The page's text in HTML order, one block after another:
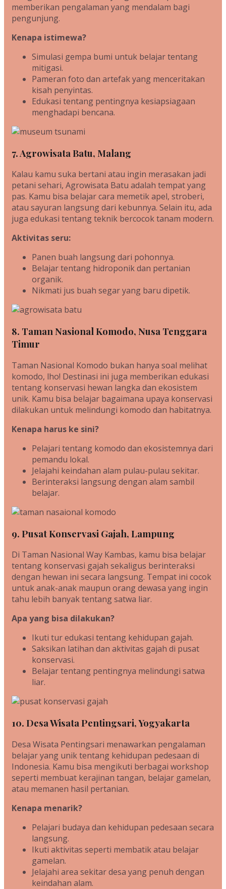
memberikan pengalaman yang mendalam bagi
pengunjung.
Kenapa istimewa?
Simulasi gempa bumi untuk belajar tentang
mitigasi.
Pameran foto dan artefak yang menceritakan
kisah penyintas.
Edukasi tentang pentingnya kesiapsiagaan
menghadapi bencana.
7. Agrowisata Batu, Malang
Kalau kamu suka bertani atau ingin merasakan jadi
petani sehari, Agrowisata Batu adalah tempat yang
pas. Kamu bisa belajar cara memetik apel, stroberi,
atau sayuran langsung dari kebunnya. Selain itu, ada
juga edukasi tentang teknik bercocok tanam modern.
Aktivitas seru:
Panen buah langsung dari pohonnya.
Belajar tentang hidroponik dan pertanian
organik.
Nikmati jus buah segar yang baru dipetik.
8. Taman Nasional Komodo, Nusa Tenggara
Timur
Taman Nasional Komodo bukan hanya soal melihat
komodo, lho! Destinasi ini juga memberikan edukasi
tentang konservasi hewan langka dan ekosistem
unik. Kamu bisa belajar bagaimana upaya konservasi
dilakukan untuk melindungi komodo dan habitatnya.
Kenapa harus ke sini?
Pelajari tentang komodo dan ekosistemnya dari
pemandu lokal.
Jelajahi keindahan alam pulau-pulau sekitar.
Berinteraksi langsung dengan alam sambil
belajar.
9. Pusat Konservasi Gajah, Lampung
Di Taman Nasional Way Kambas, kamu bisa belajar
tentang konservasi gajah sekaligus berinteraksi
dengan hewan ini secara langsung. Tempat ini cocok
untuk anak-anak maupun orang dewasa yang ingin
tahu lebih banyak tentang satwa liar.
Apa yang bisa dilakukan?
Ikuti tur edukasi tentang kehidupan gajah.
Saksikan latihan dan aktivitas gajah di pusat
konservasi.
Belajar tentang pentingnya melindungi satwa
liar.
10. Desa Wisata Pentingsari, Yogyakarta
Desa Wisata Pentingsari menawarkan pengalaman
belajar yang unik tentang kehidupan pedesaan di
Indonesia. Kamu bisa mengikuti berbagai workshop
seperti membuat kerajinan tangan, belajar gamelan,
atau memanen hasil pertanian.
Kenapa menarik?
Pelajari budaya dan kehidupan pedesaan secara
langsung.
Ikuti aktivitas seperti membatik atau belajar
gamelan.
Jelajahi area sekitar desa yang penuh dengan
keindahan alam.